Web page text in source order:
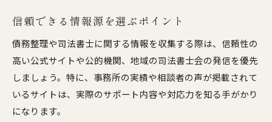
信頼できる情報源を選ぶポイント
債務整理や司法書士に関する情報を収集する際は、信頼性の
高い公式サイトや公的機関、地域の司法書士会の発信を優先
しましょう。特に、事務所の実績や相談者の声が掲載されて
いるサイトは、実際のサポート内容や対応力を知る手がかり
になります。